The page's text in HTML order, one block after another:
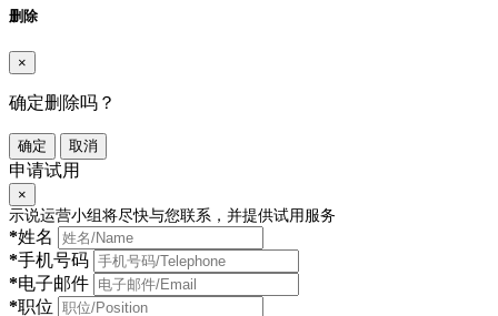
删除
×
确定删除吗？
确定 取消
申请试用
×
示说运营小组将尽快与您联系，并提供试用服务
*姓名
*手机号码
*电子邮件
*职位